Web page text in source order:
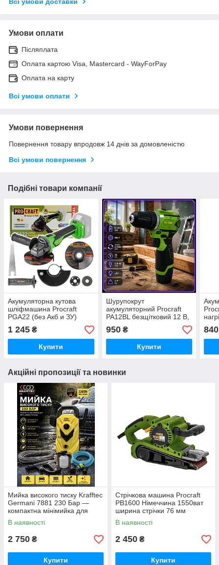
Умови оплати
Післяплата
Оплата картою Visa, Mastercard - WayForPay
Оплата на карту
Всі умови оплати
Умови повернення
Повернення товару впродовж 14 днів за домовленістю
Всі умови повернення
Подібні товари компанії
Акумуляторна кутова
шліфмашина Procraft
PGA22 (без Акб и ЗУ)
Німеччина з
регулюванням обертів
безщіткова
1 245 ₴
Купити
Шурупокрут
акумуляторний Procraft
PA12BL безщітковий 12 В,
акумуляторні шурупокрути
з літієвою батареєю
Німеччина
950₴
Купити
840
Акційні пропозиції та новинки
Мийка високого тиску Krafftec
Germani 7881 230 Бар —
компактна мінімийка для
авто, двору та саду 2200ват
В наявності
2 750 ₴
Купити
Стрічкова машина Procraft
PB1600 Німеччина 1550ват
ширина стрічки 76 мм
В наявності
2 450 ₴
Купити